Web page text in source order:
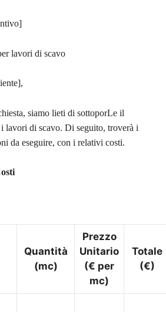
lavori di scavo
siamo lieti di sottoporLe il
lavori di scavo. Di seguito, troverà i
da eseguire, con i relativi costi.
Quantità
(mc)
Prezzo
Unitario
(€ per
mc)
Totale
(€)